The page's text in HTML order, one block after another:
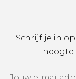
Schrijf je in
hoogte